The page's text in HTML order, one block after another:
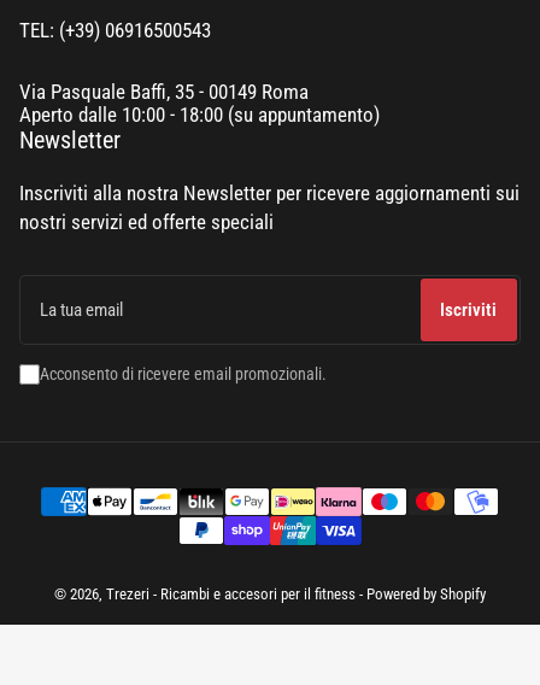
TEL: (+39) 06916500543
Via Pasquale Baffi, 35 - 00149 Roma
Aperto dalle 10:00 - 18:00 (su appuntamento)
Newsletter
Inscriviti alla nostra Newsletter per ricevere aggiornamenti sui
nostri servizi ed offerte speciali
Iscriviti
Acconsento di ricevere email promozionali.
Modalità
di
pagamento
© 2026, Trezeri - Ricambi e accesori per il fitness - Powered by Shopify